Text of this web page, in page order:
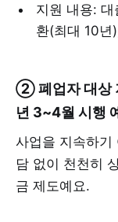
지원 내용:
환(최대 10년
② 폐업자 대상
년 3~4월 시행
사업을 지속하기
담 없이 천천히
금 제도예요.